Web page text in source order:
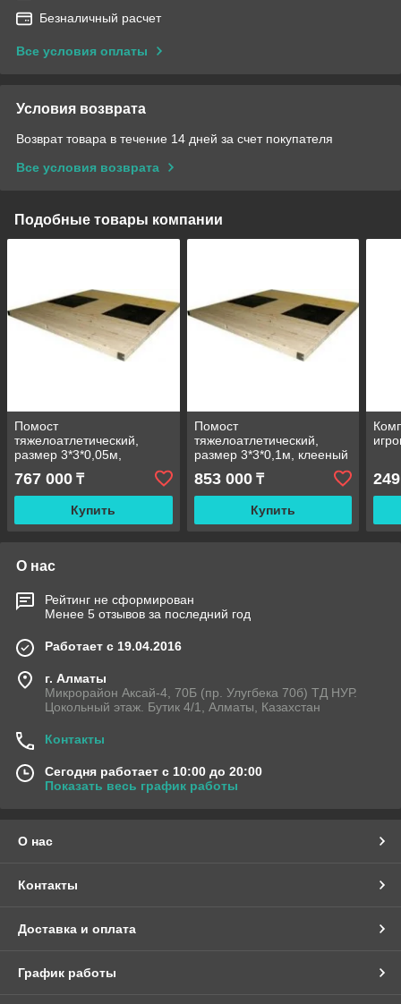
Безналичный расчет
Все условия оплаты
Условия возврата
Возврат товара в течение 14 дней за счет покупателя
Все условия возврата
Подобные товары компании
Помост
тяжелоатлетический,
размер 3*3*0,05м,
клееный брус
767 000 ₸
Купить
Помост
тяжелоатлетический,
размер 3*3*0,1м, клееный
853 000₸
Купить
О нас
Рейтинг не сформирован
Менее 5 отзывов за последний год
Работает с 19.04.2016
г. Алматы
Микрорайон Аксай-4, 70Б (пр. Улугбека 70б) ТД НУР.
Цокольный этаж. Бутик 4/1, Алматы, Казахстан
Контакты
Сегодня работает с 10:00 до 20:00
Показать весь график работы
О нас
Контакты
Доставка и оплата
График работы